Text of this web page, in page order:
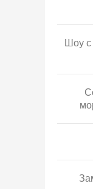
Шоу с